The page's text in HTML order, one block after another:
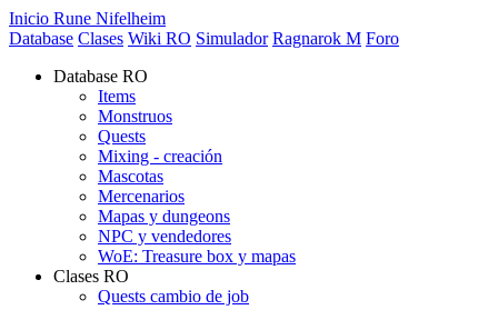
Inicio Rune Nifelheim
Database Clases Wiki RO Simulador Ragnarok M Foro
Database RO
Items
Monstruos
Quests
Mixing - creación
Mascotas
Mercenarios
Mapas y dungeons
NPC y vendedores
WoE: Treasure box y mapas
Clases RO
Quests cambio de job